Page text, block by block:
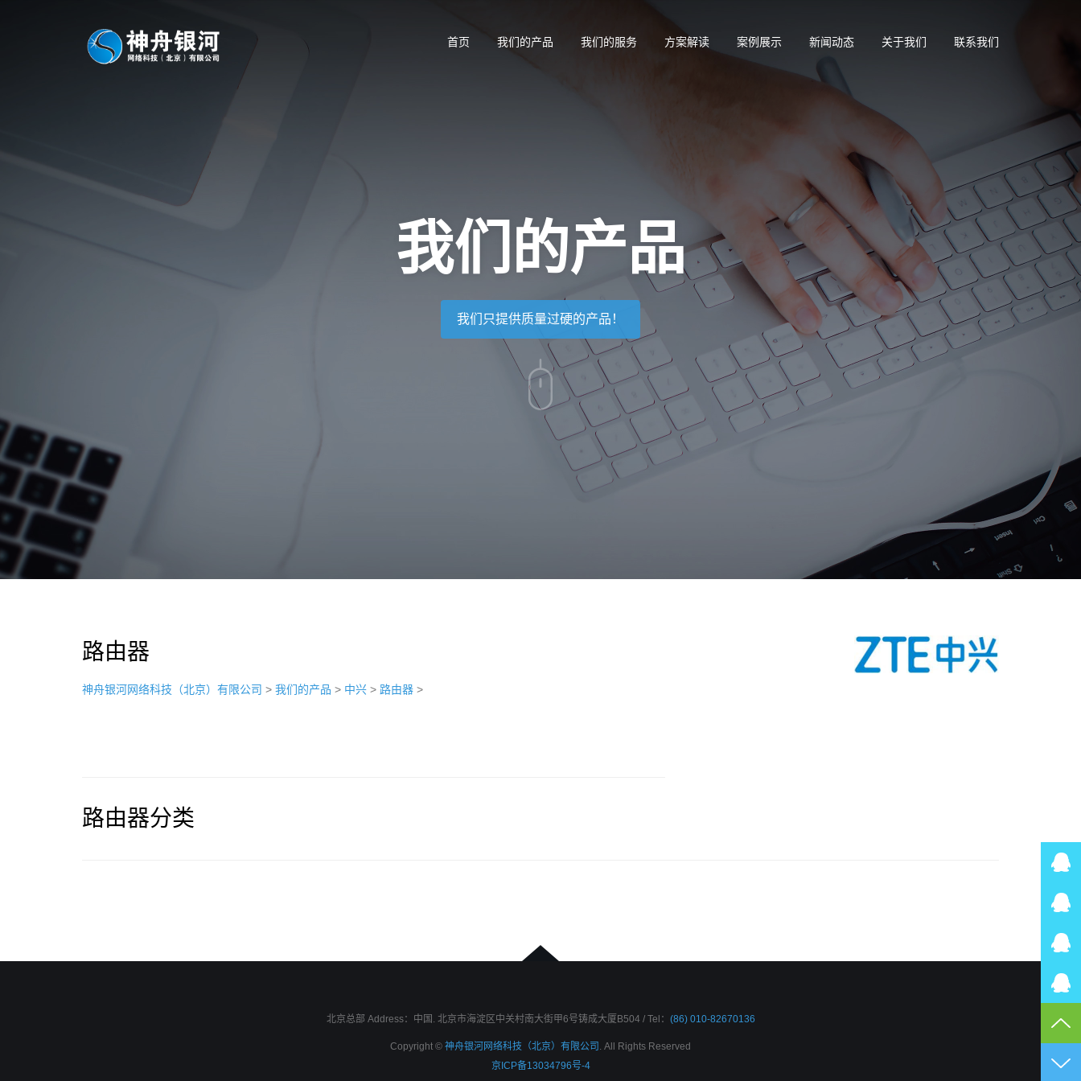
首页 我们的产品 我们的服务 方案解读 案例展示 新闻动态 关于我们 联系我们
我们的产品
我们只提供质量过硬的产品！
路由器
神舟银河网络科技（北京）有限公司 > 我们的产品 > 中兴 > 路由器 >
路由器分类
北京总部 Address：中国. 北京市海淀区中关村南大街甲6号铸成大厦B504 / Tel： (86) 010-82670136
Copyright © 神舟银河网络科技（北京）有限公司 . All Rights Reserved
京ICP备13034796号-4